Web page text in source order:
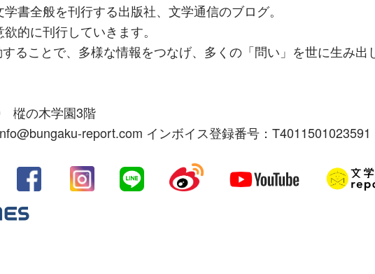
書全般を刊行する出版社、文学通信のブログ。
的に刊行していきます。
ることで、多様な情報をつなげ、多くの「問い」を世に生み出
樅の木学園3階
report.com インボイス登録番号：T4011501023591